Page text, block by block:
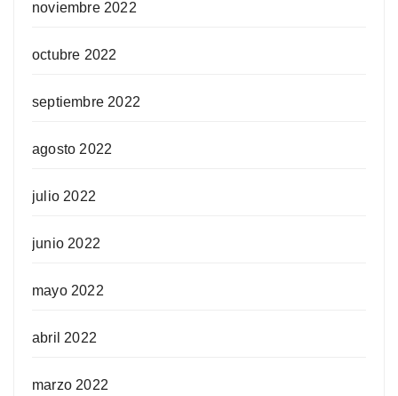
noviembre 2022
octubre 2022
septiembre 2022
agosto 2022
julio 2022
junio 2022
mayo 2022
abril 2022
marzo 2022